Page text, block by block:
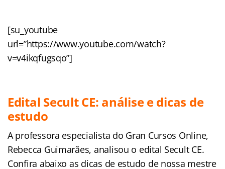
[su_youtube
url=”https://www.youtube.com/watch?
v=v4ikqfugsqo”]
Edital Secult CE: análise e dicas de
estudo
A professora especialista do Gran Cursos Online,
Rebecca Guimarães, analisou o edital Secult CE.
Confira abaixo as dicas de estudo de nossa mestre